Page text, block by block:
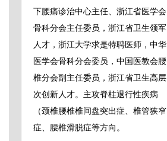
下腰痛诊治中心主任、浙江省医学会
骨科分会主任委员，浙江省卫生领军
人才，浙江大学求是特聘医师，中华
医学会骨科分会委员，中国医教会腰
椎分会副主任委员，浙江省卫生高层
次创新人才。主攻脊柱退行性疾病
（颈椎腰椎椎间盘突出症、椎管狭窄
症、腰椎滑脱症等方向。